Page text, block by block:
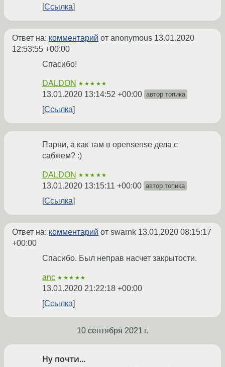
Ссылка
Ответ на: комментарий от anonymous 13.01.2020
12:53:55 +00:00
Спасибо!
DALDON ★★★★★
13.01.2020 13:14:52 +00:00 автор топика
Ссылка
Парни, а как там в opensense дела с
сабжем? :)
DALDON ★★★★★
13.01.2020 13:15:11 +00:00 автор топика
Ссылка
Ответ на: комментарий от swarnk 13.01.2020 08:15:17
+00:00
Спасибо. Был неправ насчет закрытости.
anc ★★★★★
13.01.2020 21:22:18 +00:00
Ссылка
10 сентября 2021 г.
Ну почти...